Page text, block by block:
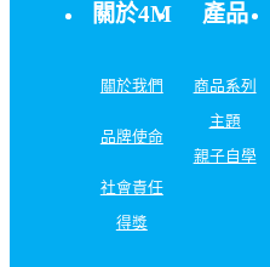
關於4M
關於我們
品牌使命
社會責任
得獎
產品
商品系列
主題
親子自學